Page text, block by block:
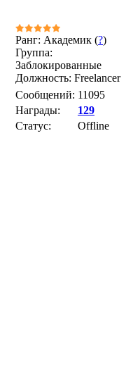
Ранг: Академик (?)
Группа:
Заблокированные
Должность: Freelancer
Сообщений: 11095
Награды:
129
Статус:
Offline